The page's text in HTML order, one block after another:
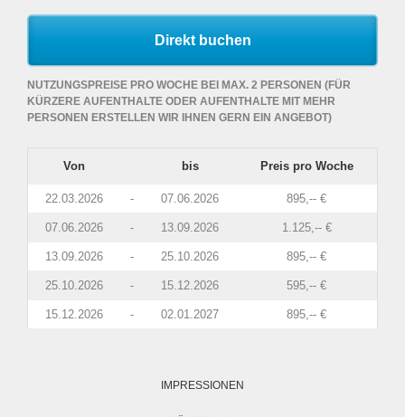
Direkt buchen
NUTZUNGSPREISE PRO WOCHE BEI MAX. 2 PERSONEN (FÜR
KÜRZERE AUFENTHALTE ODER AUFENTHALTE MIT MEHR
PERSONEN ERSTELLEN WIR IHNEN GERN EIN ANGEBOT)
Von bis Preis pro Woche
22.03.2026 - 07.06.2026 895,-- €
07.06.2026 - 13.09.2026 1.125,-- €
13.09.2026 - 25.10.2026 895,-- €
25.10.2026 - 15.12.2026 595,-- €
15.12.2026 - 02.01.2027 895,-- €
IMPRESSIONEN